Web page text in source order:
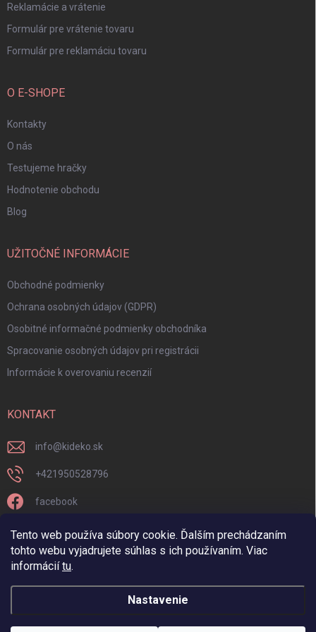
Tento web používa súbory cookie. Ďalším prechádzaním
tohto webu vyjadrujete súhlas s ich používaním. Viac
informáciítu.
Nastavenie
Reklamácie a vrátenie
Formulár pre vrátenie tovaru
Formulár pre reklamáciu tovaru
O E-SHOPE
Kontakty
O nás
Testujeme hračky
Hodnotenie obchodu
Blog
UŽITOČNÉ INFORMÁCIE
Obchodné podmienky
Ochrana osobných údajov (GDPR)
Osobitné informačné podmienky obchodníka
Spracovanie osobných údajov pri registrácii
Informácie k overovaniu recenzií
KONTAKT
info@kideko.sk
+421950528796
facebook
kideko.sk/